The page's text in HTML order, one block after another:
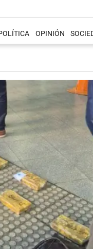
OPINIÓN